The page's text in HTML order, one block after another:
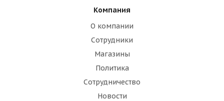
Компания
О компании
Сотрудники
Магазины
Политика
Сотрудничество
Новости